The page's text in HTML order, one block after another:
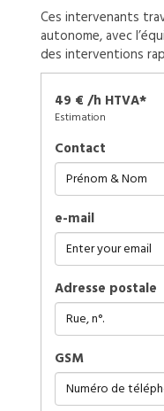
Ces intervenants
autonome, avec
des interventions
49 € /h HTVA*
Estimation
Contact
e-mail
Adresse postale
GSM